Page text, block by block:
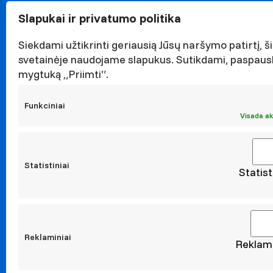
Slapukai ir privatumo politika
Siekdami užtikrinti geriausią Jūsų naršymo patirtį,
svetainėje naudojame slapukus. Sutikdami,
mygtuką „Priimti“.
Funkciniai
Visada
Statistiniai
Reklaminiai
Renginiai
Leidiniai